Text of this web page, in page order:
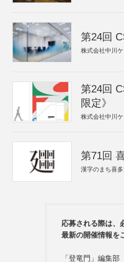
第24回
株式会社中川
第24回
限定》
株式会社中川
第71回
漢字のまち喜
応募される際は、
最新の開催情報を
「登竜門」編集部